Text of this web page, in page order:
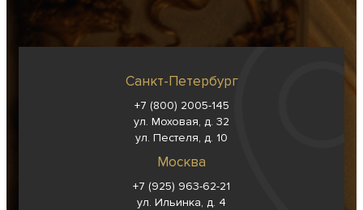
Санкт-Петербург
+7 (800) 2005-145
ул. Моховая, д. 32
ул. Пестеля, д. 10
Москва
+7 (925) 963-62-21
ул. Ильинка, д. 4